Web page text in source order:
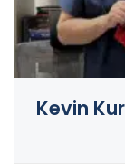
Kevin